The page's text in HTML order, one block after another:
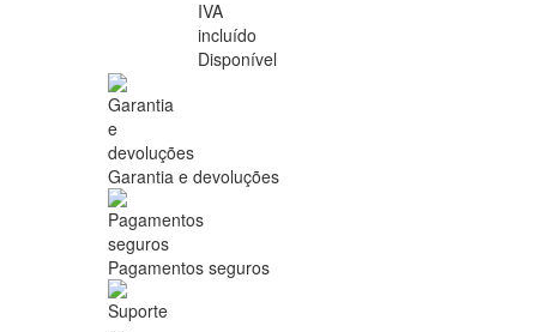
IVA
incluído
Disponível
Garantia e devoluções
Pagamentos seguros